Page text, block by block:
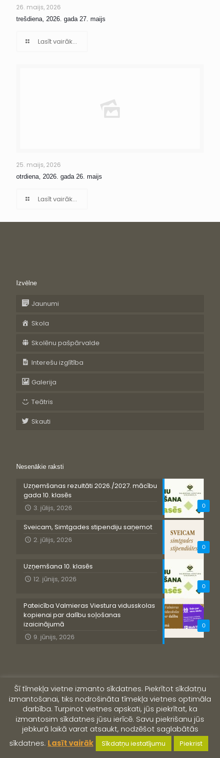
26. maijs, 2026
trešdiena, 2026. gada 27. maijs
Lasīt vairāk...
25. maijs, 2026
otrdiena, 2026. gada 26. maijs
Lasīt vairāk...
Izvēlne
Jaunumi
Skola
Skolēnu pašpārvalde
Interešu izglītība
Galerija
Teātris
Skauti
Nesenākie raksti
0
Uzņemšanas rezultāti 2026./2027. mācību
gada 10. klasēs
3. jūlijs, 2026
0
Sveicam, Simtgades stipendiju saņemot
2. jūlijs, 2026
0
Uzņemšana 10. klasēs
12. jūnijs, 2026
0
Pateicība Valmieras Viestura vidusskolas
kopienai par dalību soļošanas
izaicinājumā
9. jūnijs, 2026
© 2019 Valmieras Viestura vidusskola
Šī tīmekļa vietne izmanto sīkdatnes. Piekrītot sīkdatņu
izmantošanai, tiks nodrošināta tīmekļa vietnes optimāla
darbība. Turpinot vietnes apskati, jūs piekrītat, ka
izmantosim sīkdatnes jūsu ierīcē. Savu piekrišanu jūs
jebkurā laikā varat atsaukt, nodzēšot saglabātās
sīkdatnes. Lasīt vairāk Sīkdatņu iestatījumu Piekrist